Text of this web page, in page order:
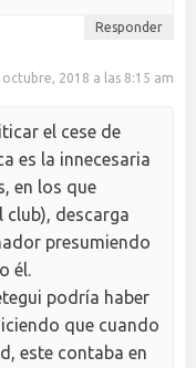
Responder
octubre, 2018 a las 8:15 am
el cese de
es la innecesaria
en los que
club), descarga
presumiendo
él.
podría haber
que cuando
este contaba en